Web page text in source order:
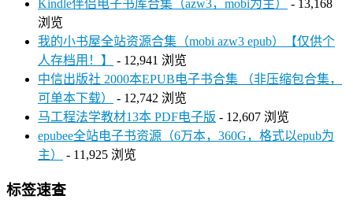
Kindle伴侣电子书库合集（azw3，mobi为主）
- 13,168
浏览
我的小书屋全站资源合集（mobi azw3 epub）【仅供个
人存档用！】
- 12,941 浏览
中信出版社 2000本EPUB电子书合集 （非压缩包合集，
可单本下载）
- 12,742 浏览
马工程法学教材13本 PDF电子版 - 12,607 浏览
epubee全站电子书资源（6万本，360G，格式以epub为
主）
- 11,925 浏览
标签速查